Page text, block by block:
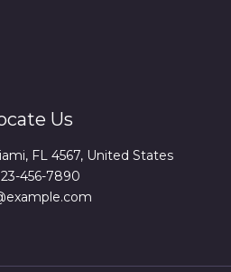
Us
FL 4567, United States
456-7890